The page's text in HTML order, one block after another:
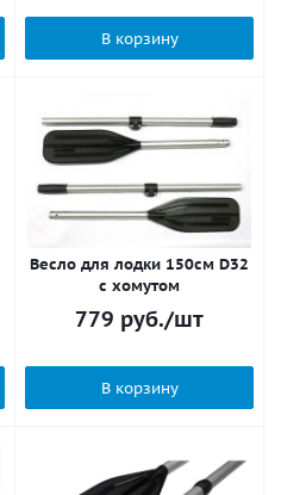
В корзину
Весло для лодки 150см D32
с хомутом
779 руб./шт
В корзину